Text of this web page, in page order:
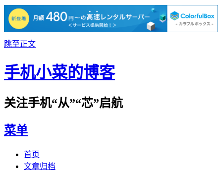
跳至正文
手机小菜的博客
关注手机“从”“芯”启航
菜单
首页
文章归档